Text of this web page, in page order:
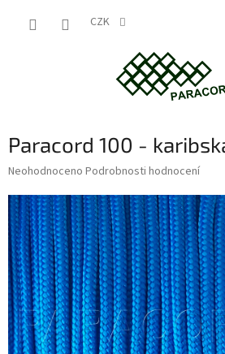
CZK
Paracord 100 -
Průměrné
produktu
je
0,0
z
5
hvězdiček.
Neohodnoceno Podrobnosti hodnocení